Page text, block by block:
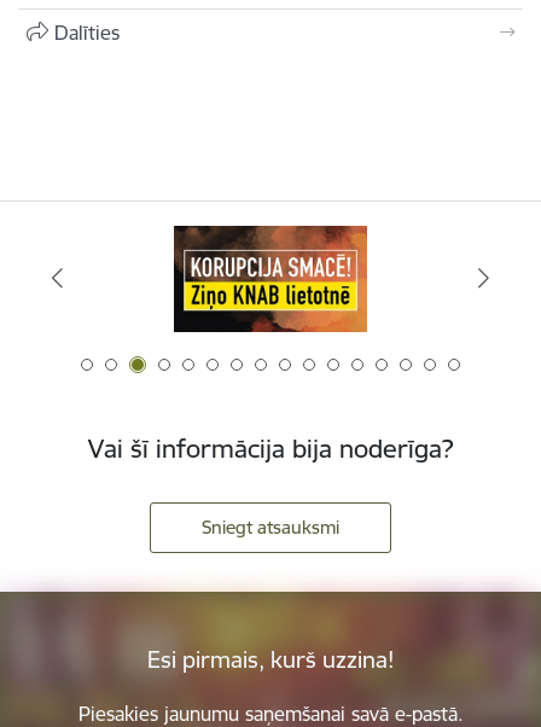
Dalīties
Vai šī informācija bija noderīga?
Sniegt atsauksmi
Esi pirmais, kurš uzzina!
Piesakies jaunumu saņemšanai savā e-pastā.